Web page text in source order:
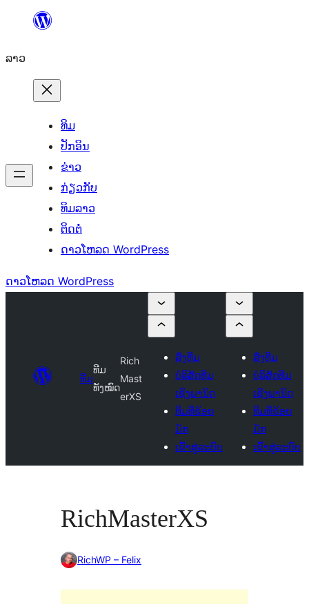
ທີ່
ເນື້ອຫາ
ລາວ
ທິມ
ປັກອິນ
ຂ່າວ
ກ່ຽວກັບ
ທິມລາວ
ຕິດຕໍ່
ດາວໂຫລດ WordPress
ດາວໂຫລດ WordPress
ທີມ
ທີມ
ທັງໝົດ
Rich
Mast
erXS
ສົ່ງທີມ
ບໍລິສັດທີມ
ເຊີງພານິດ
ທີມທີ່ຂ້ອຍ
ມັກ
ເຂົ້າສູ່ລະບົບ
ສົ່ງທີມ
ບໍລິສັດທີມ
ເຊີງພານິດ
ທີມທີ່ຂ້ອຍ
ມັກ
ເຂົ້າສູ່ລະບົບ
RichMasterXS
RichWP – Felix